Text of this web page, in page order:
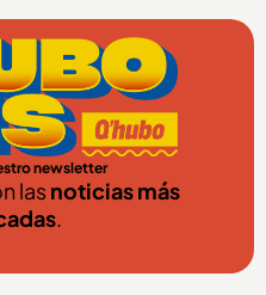
newsletter
lasnoticias más
.